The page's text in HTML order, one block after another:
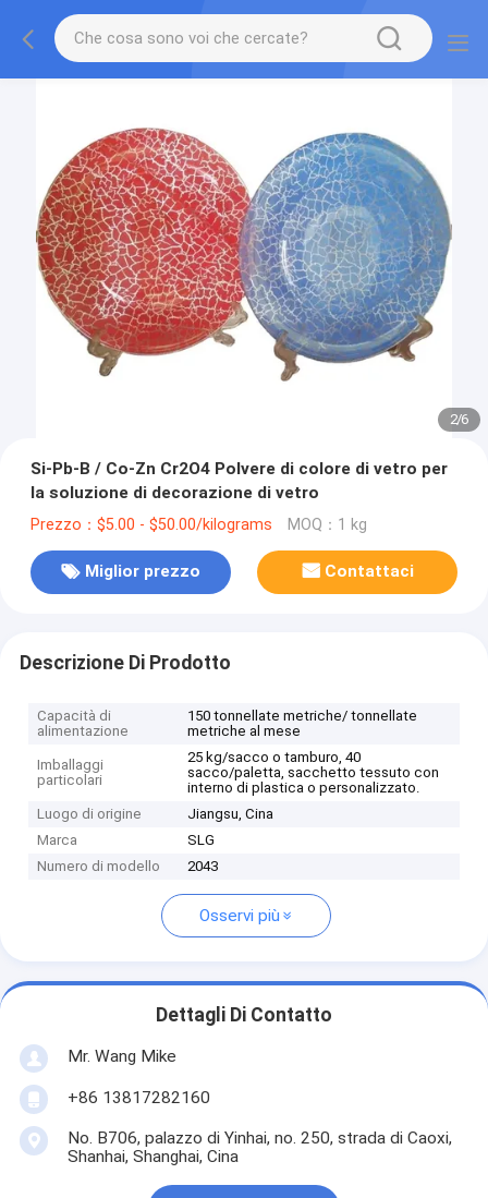
2/6
Si-Pb-B / Co-Zn Cr2O4 Polvere di colore di vetro per
la soluzione di decorazione di vetro
Prezzo：$5.00 - $50.00/kilograms MOQ：1 kg
Miglior prezzo Contattaci
Descrizione Di Prodotto
Capacità di
alimentazione
150 tonnellate metriche/ tonnellate
metriche al mese
Imballaggi
particolari
25 kg/sacco o tamburo, 40
sacco/paletta, sacchetto tessuto con
interno di plastica o personalizzato.
Luogo di origine
Jiangsu, Cina
Marca
SLG
Numero di modello
2043
Osservi più
Dettagli Di Contatto
Mr. Wang Mike
+86 13817282160
No. B706, palazzo di Yinhai, no. 250, strada di Caoxi,
Shanhai, Shanghai, Cina